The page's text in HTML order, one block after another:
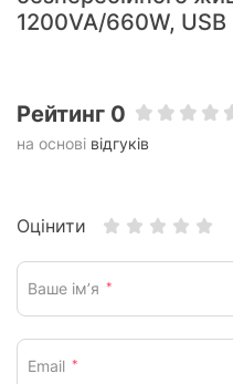
1200VA/660W, USB
Рейтинг 0
на основі відгуків
Оцінити
Ваше ім’я *
Email *